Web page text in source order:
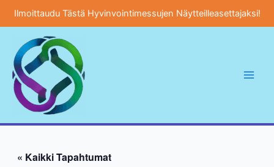
Ilmoittaudu Tästä Hyvinvointimessujen Näytteilleasettajaksi!
sisältöön
« Kaikki Tapahtumat